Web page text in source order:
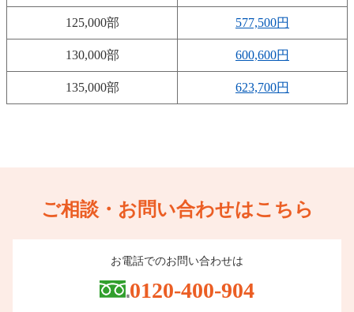
125,000部 577,500円
130,000部 600,600円
135,000部 623,700円
ご相談・お問い合わせはこちら
お電話でのお問い合わせは
0120-400-904